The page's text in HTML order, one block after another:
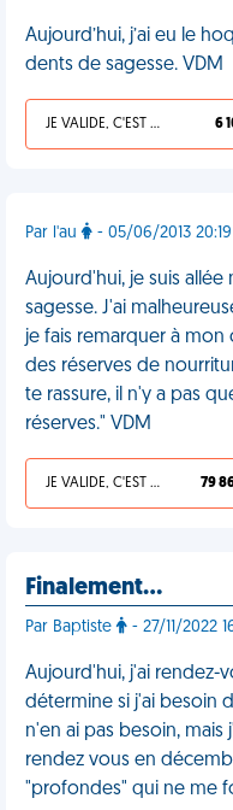
Aujourd’hui, j’ai eu le
dents de sagesse. VDM
JE VALIDE, C'EST UNE VDM 6
Par l'au - 05/06/2013
Aujourd'hui, je suis
sagesse. J'ai
je fais remarquer à
des réserves de
te rassure, il n'y a pas
réserves." VDM
JE VALIDE, C'EST UNE VDM 79
Finalement…
Par Baptiste - 27/11/2022
Aujourd'hui, j'ai rendez-
détermine si j'ai besoin
n'en ai pas besoin,
rendez vous en
"profondes" qui ne me